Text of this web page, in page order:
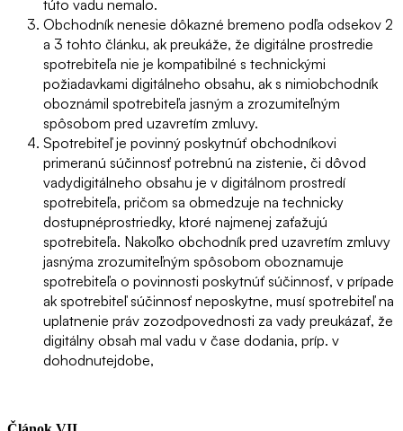
túto vadu nemalo.
Obchodník nenesie dôkazné bremeno podľa odsekov 2
a 3 tohto článku, ak preukáže, že digitálne prostredie
spotrebiteľa nie je kompatibilné s technickými
požiadavkami digitálneho obsahu, ak s nimiobchodník
oboznámil spotrebiteľa jasným a zrozumiteľným
spôsobom pred uzavretím zmluvy.
Spotrebiteľ je povinný poskytnúť obchodníkovi
primeranú súčinnosť potrebnú na zistenie, či dôvod
vadydigitálneho obsahu je v digitálnom prostredí
spotrebiteľa, pričom sa obmedzuje na technicky
dostupnéprostriedky, ktoré najmenej zaťažujú
spotrebiteľa. Nakoľko obchodník pred uzavretím zmluvy
jasnýma zrozumiteľným spôsobom oboznamuje
spotrebiteľa o povinnosti poskytnúť súčinnosť, v prípade
ak spotrebiteľ súčinnosť neposkytne, musí spotrebiteľ na
uplatnenie práv zozodpovednosti za vady preukázať, že
digitálny obsah mal vadu v čase dodania, príp. v
dohodnutejdobe,